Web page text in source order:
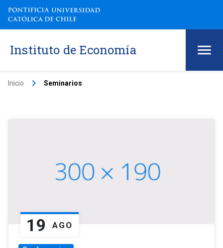
Instituto de Economía
Inicio keyboard_arrow_right Seminarios
19 AGO